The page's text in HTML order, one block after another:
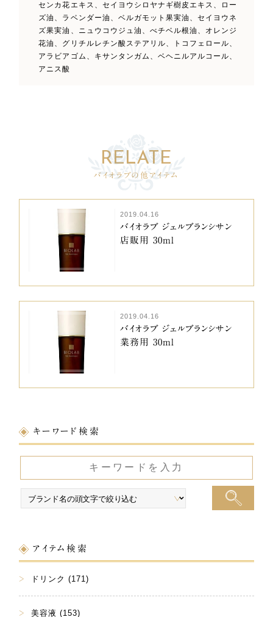
センカ花エキス、セイヨウシロヤナギ樹皮エキス、ロー
ズ油、ラベンダー油、ベルガモット果実油、セイヨウネ
ズ果実油、ニュウコウジュ油、べチベル根油、オレンジ
花油、グリチルレチン酸ステアリル、トコフェロール、
アラビアゴム、キサンタンガム、ベヘニルアルコール、
アニス酸
バイオラブの他アイテム
2019.04.16
バイオラブ ジェルブランシサン
店販用 30ml
2019.04.16
バイオラブ ジェルブランシサン
業務用 30ml
キーワード検索
アイテム検索
ドリンク (171)
美容液 (153)